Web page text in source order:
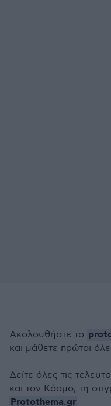
Ακολουθήστε το
και μάθετε πρώτοι
Δείτε όλες τις
και τον Κόσμο, τη
Protothema.gr